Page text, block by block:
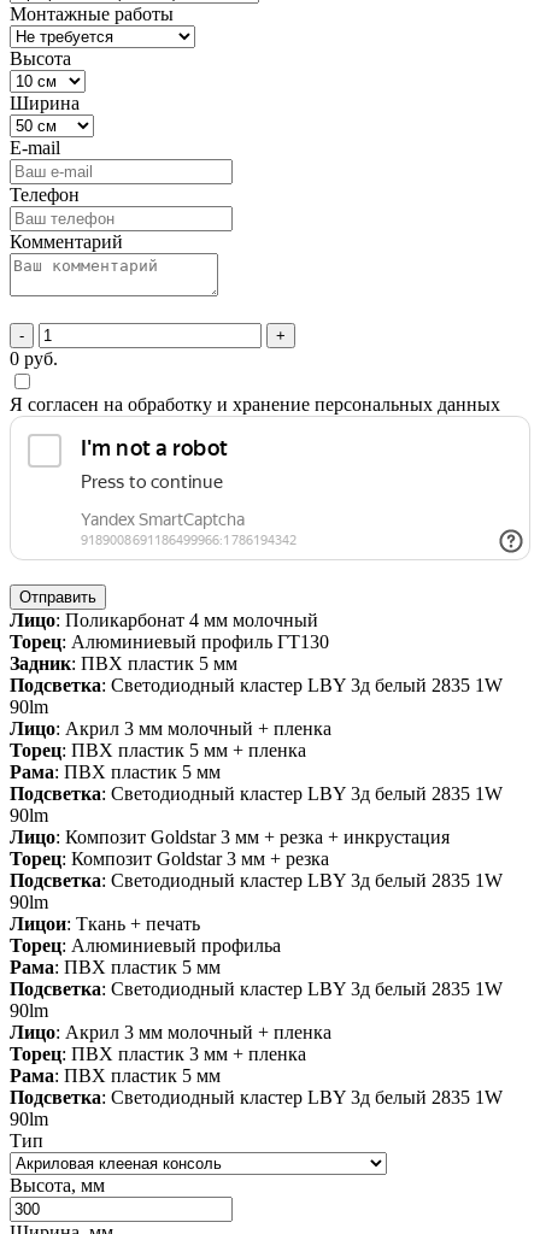
Монтажные работы
Высота
Ширина
E-mail
Телефон
Комментарий
- +
0 руб.
Я согласен на обработку и хранение персональных данных
Отправить
Лицо: Поликарбонат 4 мм молочный
Торец: Алюминиевый профиль ГТ130
Задник: ПВХ пластик 5 мм
Подсветка: Светодиодный кластер LBY 3д белый 2835 1W
90lm
Лицо: Акрил 3 мм молочный + пленка
Торец: ПВХ пластик 5 мм + пленка
Рама: ПВХ пластик 5 мм
Подсветка: Светодиодный кластер LBY 3д белый 2835 1W
90lm
Лицо: Композит Goldstar 3 мм + резка + инкрустация
Торец: Композит Goldstar 3 мм + резка
Подсветка: Светодиодный кластер LBY 3д белый 2835 1W
90lm
Лицои: Ткань + печать
Торец: Алюминиевый профильа
Рама: ПВХ пластик 5 мм
Подсветка: Светодиодный кластер LBY 3д белый 2835 1W
90lm
Лицо: Акрил 3 мм молочный + пленка
Торец: ПВХ пластик 3 мм + пленка
Рама: ПВХ пластик 5 мм
Подсветка: Светодиодный кластер LBY 3д белый 2835 1W
90lm
Тип
Высота, мм